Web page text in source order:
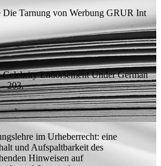
Die Tarnung von Werbung GRUR Int
Celebrity Endorsement Under German
203.
im Urheberrecht: eine
und Aufspaltbarkeit des
Hinweisen auf